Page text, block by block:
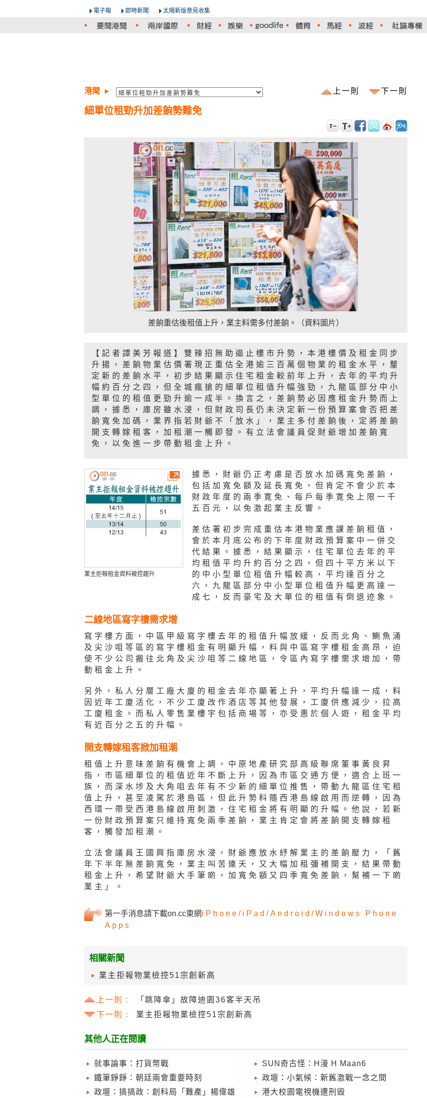
電子報 即時新聞 太陽新版意見收集
港聞 上一則 下一則
細單位租勁升加差餉勢難免
差餉重估後租值上升，業主料需多付差餉。（資料圖片）
【記者譚美芳報道】雙辣招無助遏止樓市升勢，本港樓價及租金同步
升揚，差餉物業估價署現正重估全港逾三百萬個物業的租金水平，釐
定新的差餉水平，初步結果顯示住宅租金較前年上升，去年的平均升
幅約百分之四，但全城瘋搶的細單位租值升幅強勁，九龍區部分中小
型單位的租值更勁升逾一成半。換言之，差餉勢必因應租金升勢而上
調，據悉，庫房雖水浸，但財政司長仍未決定新一份預算案會否把差
餉寬免加碼，業界指若財爺不「放水」，業主多付差餉後，定將差餉
開支轉嫁租客，加租潮一觸即發。有立法會議員促財爺增加差餉寬
免，以免進一步帶動租金上升。
業主拒報租金資料被控趨升
據悉，財爺仍正考慮是否放水加碼寬免差餉，
包括加寬免額及延長寬免，但肯定不會少於本
財政年度的兩季寛免、每戶每季寛免上限一千
五百元，以免激起業主反響。
差估署初步完成重估本港物業應課差餉租值，
會於本月底公布的下年度財政預算案中一併交
代結果。據悉，結果顯示，住宅單位去年的平
均租值平均升約百分之四，但四十平方米以下
的中小型單位租值升幅較高，平均達百分之
六，九龍區部分中小型單位租值升幅更高達一
成七，反而豪宅及大單位的租值有倒退迹象。
二線地區寫字樓需求增
寫字樓方面，中區甲級寫字樓去年的租值升幅放緩，反而北角、鰂魚涌
及尖沙咀等區的寫字樓租金有明顯升幅，料與中區寫字樓租金高昂，迫
使不少公司搬往北角及尖沙咀等二線地區，令區內寫字樓需求增加，帶
動租金上升。
另外，私人分層工廠大廈的租金去年亦顯著上升，平均升幅達一成，料
因近年工廈活化，不少工廈改作酒店等其他發展，工廈供應減少，拉高
工廈租金。而私人零售業樓宇包括商場等，亦受惠於個人遊，租金平均
有近百分之五的升幅。
開支轉嫁租客掀加租潮
租值上升意味差餉有機會上調，中原地產研究部高級聯席董事黃良昇
指，市區細單位的租值近年不斷上升，因為市區交通方便，適合上班一
族，而深水埗及大角咀去年有不少新的細單位推售，帶動九龍區住宅租
值上升，甚至凌駕於港島區，但此升勢料隨西港島線啟用而逆轉，因為
西環一帶受西港島線啟用刺激，住宅租金將有明顯的升幅。他說，若新
一份財政預算案只維持寬免兩季差餉，業主肯定會將差餉開支轉嫁租
客，觸發加租潮。
立法會議員王國興指庫房水浸，財爺應放水紓解業主的差餉壓力，「舊
年下半年無差餉寬免，業主叫苦連天，又大幅加租彌補開支，結果帶動
租金上升，希望財爺大手筆啲，加寬免額又四季寬免差餉，幫補一下啲
業主」。
第一手消息請下載on.cc東網iPhone/ iPad/Android/Windows Phone
Apps
相關新聞
業主拒報物業檢控51宗創新高
上一則 :
「跳降傘」故障迪園36客半天吊
下一則 :
業主拒報物業檢控51宗創新高
其他人正在閱讀
就事論事：打貨幣戰
鐵筆錚錚：朝廷兩會重要時刻
政壇：搞搞政：創科局「難產」楊偉雄
SUN奇古怪：H漫 H Maan6
政壇：小氣候：新舊激戰一念之間
港大校園電視機遭刑毀